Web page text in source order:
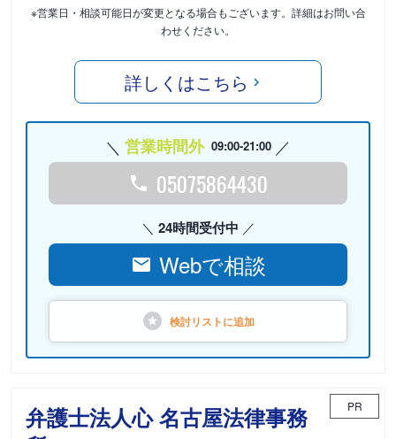
※営業日・相談可能日が変更となる場合もございます。詳細はお問い合
わせください。
詳しくはこちら
営業時間外 09:00-21:00
05075864430
24時間受付中
Webで相談
検討リストに追加
弁護士法人心 名古屋法律事務
PR